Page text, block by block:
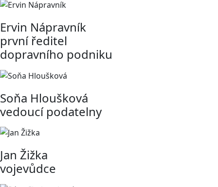
Ervin Nápravník
první ředitel
dopravního podniku
Soňa Hloušková
vedoucí podatelny
Jan Žižka
vojevůdce